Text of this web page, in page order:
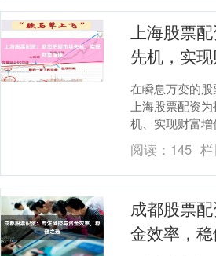
上海股票
先机，实
在瞬息万变的股
上海股票配资
机、实现财富
过专业配资公司
放大投资资金，
阅读： 145 栏
成都股票
金效率，